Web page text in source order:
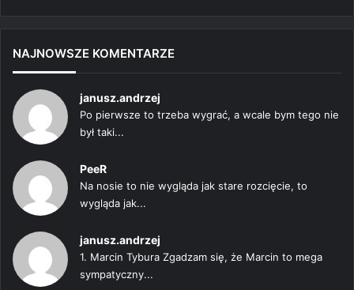
NAJNOWSZE KOMENTARZE
janusz.andrzej
Po pierwsze to trzeba wygrać, a wcale bym tego nie
był taki...
PeeR
Na nosie to nie wygląda jak stare rozcięcie, to
wygląda jak...
janusz.andrzej
1. Marcin Tybura Zgadzam się, że Marcin to mega
sympatyczny...